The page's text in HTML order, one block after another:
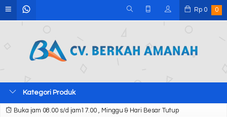
Rp 0 0
Kategori Produk
Buka jam 08.00 s/d jam17.00 , Minggu & Hari Besar Tutup